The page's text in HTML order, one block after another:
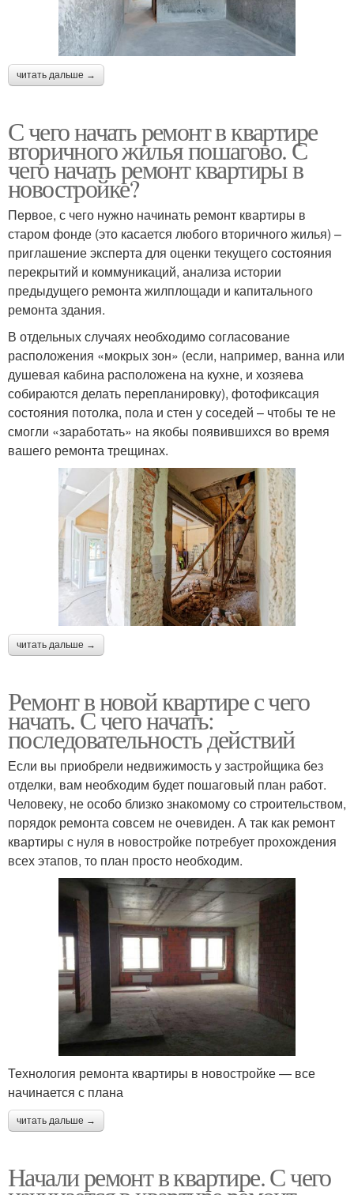
читать дальше →
С чего начать ремонт в квартире
вторичного жилья пошагово. С
чего начать ремонт квартиры в
новостройке?
Первое, с чего нужно начинать ремонт квартиры в
старом фонде (это касается любого вторичного жилья) –
приглашение эксперта для оценки текущего состояния
перекрытий и коммуникаций, анализа истории
предыдущего ремонта жилплощади и капитального
ремонта здания.
В отдельных случаях необходимо согласование
расположения «мокрых зон» (если, например, ванна или
душевая кабина расположена на кухне, и хозяева
собираются делать перепланировку), фотофиксация
состояния потолка, пола и стен у соседей – чтобы те не
смогли «заработать» на якобы появившихся во время
вашего ремонта трещинах.
читать дальше →
Ремонт в новой квартире с чего
начать. С чего начать:
последовательность действий
Если вы приобрели недвижимость у застройщика без
отделки, вам необходим будет пошаговый план работ.
Человеку, не особо близко знакомому со строительством,
порядок ремонта совсем не очевиден. А так как ремонт
квартиры с нуля в новостройке потребует прохождения
всех этапов, то план просто необходим.
Технология ремонта квартиры в новостройке — все
начинается с плана
читать дальше →
Начали ремонт в квартире. С чего